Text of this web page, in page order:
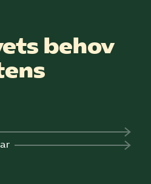
behov